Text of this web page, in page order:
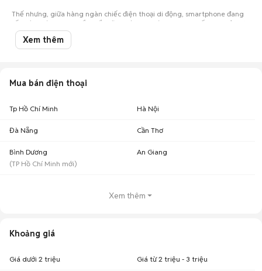
Thế nhưng, giữa hàng ngàn chiếc điện thoại di động, smartphone đang
rất thịnh hành, bạn chắc chắn sẽ vô cùng choáng ngợp, khiến cho việc lựa
chọn trở nên vô cùng khó khăn. Nhất là khi hầu bao eo hẹp thì việc cân
nhắc nên mua điện thoại cũ hay mới, mua của hãng điện thoại nào... lại
càng khó giải quyết.
Xiaomi Mi A1 cũ với giá siêu tiết kiệm nhưng vẫn đảm bảo chất lượng.
Chúc các bạn có trải nghiệm mua bán
điện thoại cũ
Xem thêm
Mua bán điện thoại
Tp Hồ Chí Minh Hà Nội
Đà Nẵng Cần Thơ
Bình Dương
(TP Hồ Chí Minh mới)
An Giang
Xem thêm
Khoảng giá
Giá dưới 2 triệu Giá từ 2 triệu - 3 triệu